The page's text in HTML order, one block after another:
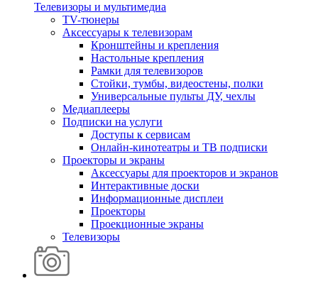
Телевизоры и мультимедиа
TV-тюнеры
Аксессуары к телевизорам
Кронштейны и крепления
Настольные крепления
Рамки для телевизоров
Стойки, тумбы, видеостены, полки
Универсальные пульты ДУ, чехлы
Медиаплееры
Подписки на услуги
Доступы к сервисам
Онлайн-кинотеатры и ТВ подписки
Проекторы и экраны
Аксессуары для проекторов и экранов
Интерактивные доски
Информационные дисплеи
Проекторы
Проекционные экраны
Телевизоры